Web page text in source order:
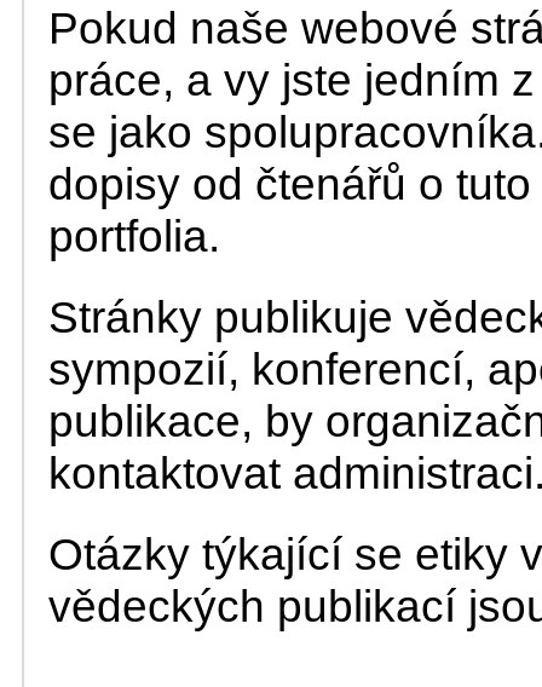
Pokud naše webové
práce, a vy jste jedním
se jako
dopisy od čtenářů o
portfolia.
Stránky publikuje
sympozií, konferencí,
publikace, by
kontaktovat
Otázky týkající se etiky
vědeckých publikací